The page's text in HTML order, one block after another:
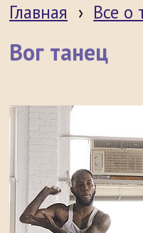
Главная › Все о
Вог танец